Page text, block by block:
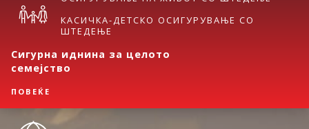
КАСИЧКА-ДЕТСКО ОСИГУРУВАЊЕ СО
ШТЕДЕЊЕ
Сигурна иднина за целото
семејство
ПОВЕЌЕ